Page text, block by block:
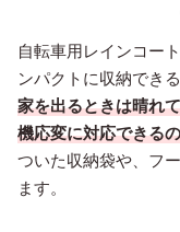
自転車用レインコー
ンパクトに収納でき
家を出るときは晴れ
機応変に対応できる
ついた収納袋や、フ
ます。